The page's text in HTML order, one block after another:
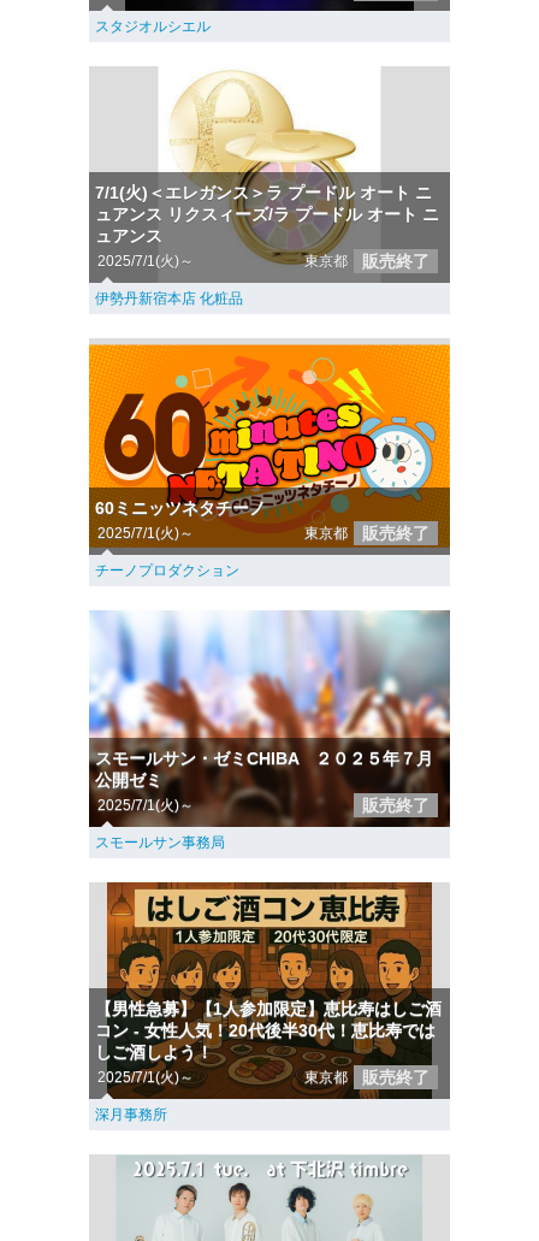
スタジオルシエル
7/1(火)＜エレガンス＞ラ プードル オート ニ
ュアンス リクスィーズ/ラ プードル オート ニ
ュアンス
2025/7/1(火)～ 東京都 販売終了
伊勢丹新宿本店 化粧品
60ミニッツネタチーノ
2025/7/1(火)～ 東京都 販売終了
チーノプロダクション
スモールサン・ゼミCHIBA ２０２５年７月
公開ゼミ
2025/7/1(火)～ 販売終了
スモールサン事務局
【男性急募】【1人参加限定】恵比寿はしご酒
コン - 女性人気！20代後半30代！恵比寿では
しご酒しよう！
2025/7/1(火)～ 東京都 販売終了
深月事務所